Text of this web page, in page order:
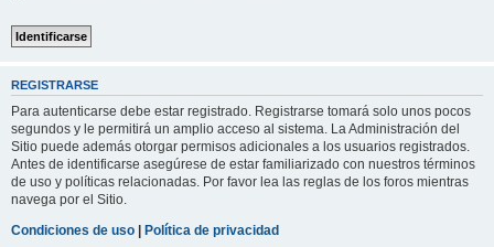
REGISTRARSE
Para autenticarse debe estar registrado. Registrarse tomará solo unos pocos
segundos y le permitirá un amplio acceso al sistema. La Administración del
Sitio puede además otorgar permisos adicionales a los usuarios registrados.
Antes de identificarse asegúrese de estar familiarizado con nuestros términos
de uso y políticas relacionadas. Por favor lea las reglas de los foros mientras
navega por el Sitio.
Condiciones de uso | Política de privacidad